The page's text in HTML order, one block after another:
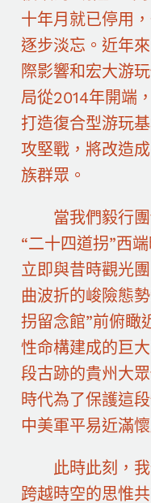
十年月就已停用
逐步淡忘。近年
際影響和宏大游
局從2014年開端
打造復合型游玩
攻堅戰，將改造
族群眾。
當我們毅行
“二十四道拐”西
立即與昔時觀光
曲波折的峻險態
拐留念館”前俯瞰
性命構建成的巨
段古跡的貴州大
時代為了保護這
中美軍平易近滿
此時此刻，
跨越時空的思惟